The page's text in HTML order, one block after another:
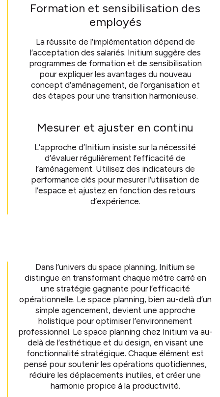
Formation et sensibilisation des
employés
La réussite de l’implémentation dépend de
l’acceptation des salariés. Initium suggère des
programmes de formation et de sensibilisation
pour expliquer les avantages du nouveau
concept d’aménagement, de l’organisation et
des étapes pour une transition harmonieuse.
Mesurer et ajuster en continu
L’approche d’Initium insiste sur la nécessité
d’évaluer régulièrement l’efficacité de
l’aménagement. Utilisez des indicateurs de
performance clés pour mesurer l’utilisation de
l’espace et ajustez en fonction des retours
d’expérience.
Dans l’univers du space planning, Initium se
distingue en transformant chaque mètre carré en
une stratégie gagnante pour l’efficacité
opérationnelle. Le space planning, bien au-delà d’un
simple agencement, devient une approche
holistique pour optimiser l’environnement
professionnel. Le space planning chez Initium va au-
delà de l’esthétique et du design, en visant une
fonctionnalité stratégique. Chaque élément est
pensé pour soutenir les opérations quotidiennes,
réduire les déplacements inutiles, et créer une
harmonie propice à la productivité.